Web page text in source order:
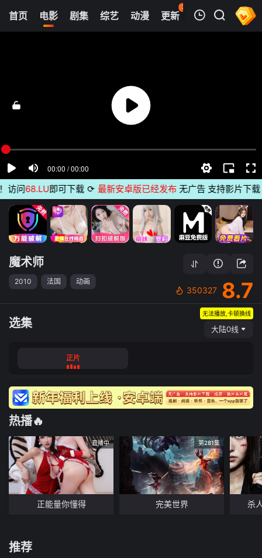
首页 电影 剧集 综艺 动漫 更新
37
热榜 APP
清空
68.LU即可下载 ⟳ 最新安卓版已经发布无广告 支持影片下载 支
魔术师
2010 法国 动画
350327 8.7
选集
无法播放,卡顿换线
大陆0线
正片
热播🔥
直播中
正能量你懂得
第281集
完美世界 杀
推荐